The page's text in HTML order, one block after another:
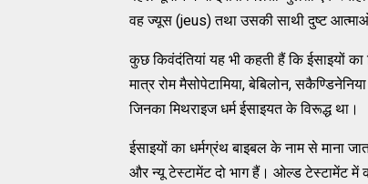
वह ज्यूस (jeus) तथा उसकी साथी दुष्ट
कुछ किवंदंतियां यह भी कहती हैं कि ईसाइयों का
मात्र रोम मैसोपेटामिया, बेबिलोन,
जिनका मिथराइज धर्म ईसाइयत के विरूद्ध था।
ईसाइयों का धर्मग्रंथ बाइबल के नाम से माना
और न्यू टेस्टामेंट दो भाग हैं। ओल्ड टेस्टामेंट